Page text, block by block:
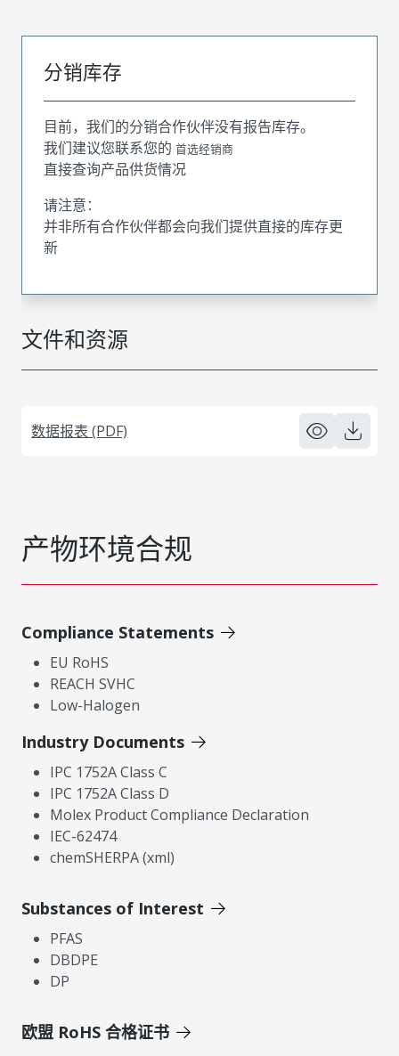
文件和资源
数据报表 (PDF)
分销库存
目前，我们的分销合作伙伴没有报告库存。
我们建议您联系您的 首选经销商
直接查询产品供货情况
请注意：
并非所有合作伙伴都会向我们提供直接的库存更
新
产物环境合规
Compliance Statements
EU RoHS
REACH SVHC
Low-Halogen
Industry Documents
IPC 1752A Class C
IPC 1752A Class D
Molex Product Compliance Declaration
IEC-62474
chemSHERPA (xml)
Substances of Interest
PFAS
DBDPE
DP
欧盟 RoHS 合格证书